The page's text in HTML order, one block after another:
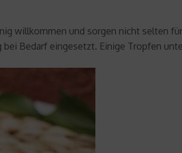
willkommen und sorgen nicht selten
Bedarf eingesetzt. Einige Tropfen